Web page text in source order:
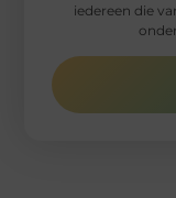
iedereen die